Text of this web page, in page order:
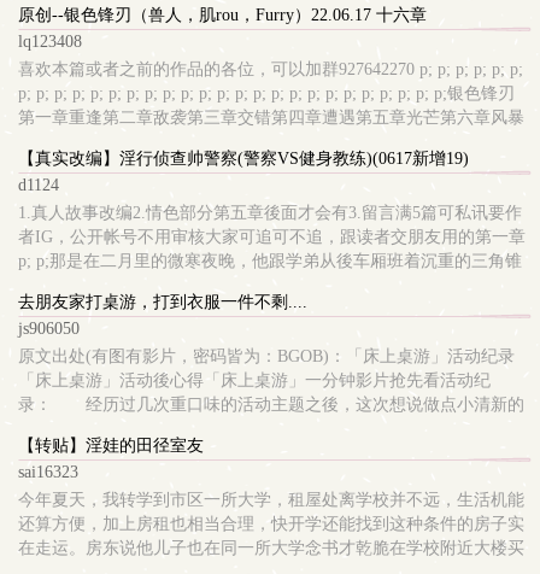
一份子。而后来一次，我故意睡得很迟，只穿着内裤，就为了勾引继
父碰我的pi股。记得继父一掀开我床被
原创--银色锋刃（兽人，肌rou，Furry）22.06.17 十六章
lq123408
喜欢本篇或者之前的作品的各位，可以加群927642270 p; p; p; p; p; p;
p; p; p; p; p; p; p; p; p; p; p; p; p; p; p; p; p; p; p; p; p; p; p; p;银色锋刃
第一章重逢第二章敌袭第三章交错第四章遭遇第五章光芒第六章风暴
第十二章初兽第十三章自由 p; p;（骑士（后篇））第十四章寻觅第十
五章波涛人物资料&设定其
【真实改编】淫行侦查帅警察(警察VS健身教练)(0617新增19)
d1124
1.真人故事改编2.情色部分第五章後面才会有3.留言满5篇可私讯要作
者IG，公开帐号不用审核大家可追可不追，跟读者交朋友用的第一章
p; p;那是在二月里的微寒夜晚，他跟学弟从後车厢班着沉重的三角锥
前面一点，再前面一点。」副座喊着他。 p; p;李柏琛座回驾驶座，转
动方向盘，探头对着路面标线後退，把警车
去朋友家打桌游，打到衣服一件不剩....
js906050
原文出处(有图有影片，密码皆为：BGOB)：「床上桌游」活动纪录
「床上桌游」活动後心得「床上桌游」一分钟影片抢先看活动纪
录： 经历过几次重口味的活动主题之後，这次想说做点小清新的
来陪我玩这款有趣的桌游了！前阵子收到不少回馈，都提到说「参加
小黑活动的都好优喔～」、「不够优不敢报名」
【转贴】淫娃的田径室友
sai16323
今年夏天，我转学到市区一所大学，租屋处离学校并不远，生活机能
还算方便，加上房租也相当合理，快开学还能找到这种条件的房子实
在走运。房东说他儿子也在同一所大学念书才乾脆在学校附近大楼买